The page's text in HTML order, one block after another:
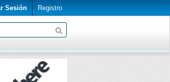
Sesión Registro